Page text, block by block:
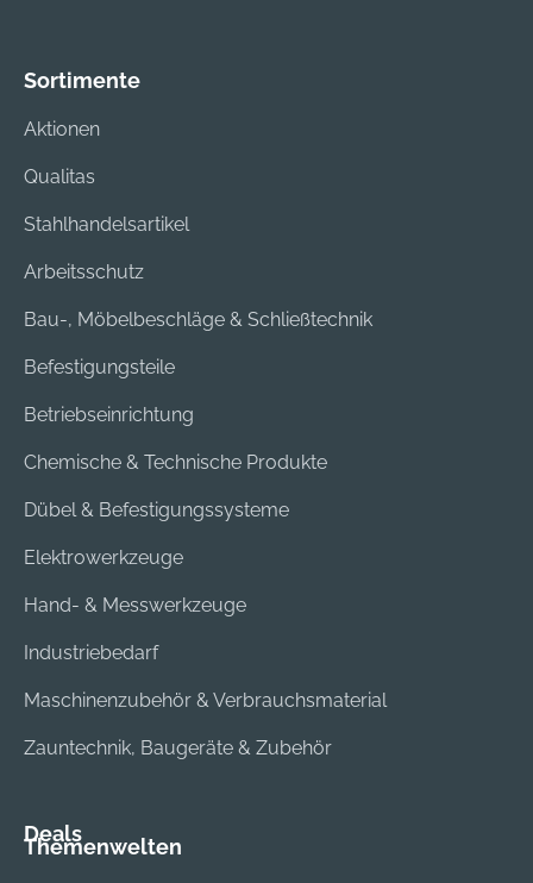
Sortimente
Aktionen
Qualitas
Stahlhandelsartikel
Arbeitsschutz
Bau-, Möbelbeschläge & Schließtechnik
Befestigungsteile
Betriebseinrichtung
Chemische & Technische Produkte
Dübel & Befestigungssysteme
Elektrowerkzeuge
Hand- & Messwerkzeuge
Industriebedarf
Maschinenzubehör & Verbrauchsmaterial
Zauntechnik, Baugeräte & Zubehör
Deals
Themenwelten